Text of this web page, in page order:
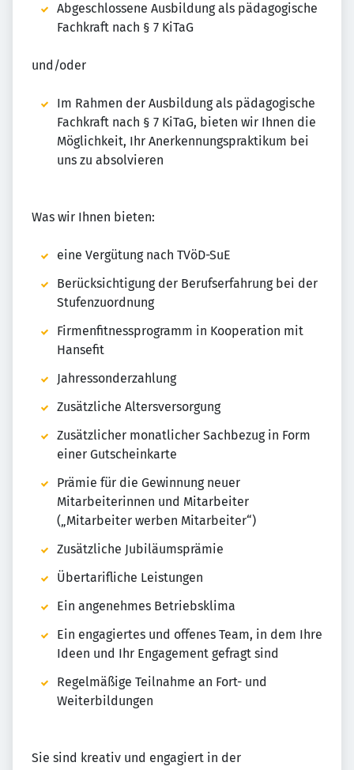
Abgeschlossene Ausbildung als pädagogische
Fachkraft nach § 7 KiTaG
und/oder
Im Rahmen der Ausbildung als pädagogische
Fachkraft nach § 7 KiTaG, bieten wir Ihnen die
Möglichkeit, Ihr Anerkennungspraktikum bei
uns zu absolvieren
Was wir Ihnen bieten:
eine Vergütung nach TVöD-SuE
Berücksichtigung der Berufserfahrung bei der
Stufenzuordnung
Firmenfitnessprogramm in Kooperation mit
Hansefit
Jahressonderzahlung
Zusätzliche Altersversorgung
Zusätzlicher monatlicher Sachbezug in Form
einer Gutscheinkarte
Prämie für die Gewinnung neuer
Mitarbeiterinnen und Mitarbeiter
(„Mitarbeiter werben Mitarbeiter“)
Zusätzliche Jubiläumsprämie
Übertarifliche Leistungen
Ein angenehmes Betriebsklima
Ein engagiertes und offenes Team, in dem Ihre
Ideen und Ihr Engagement gefragt sind
Regelmäßige Teilnahme an Fort- und
Weiterbildungen
Sie sind kreativ und engagiert in der